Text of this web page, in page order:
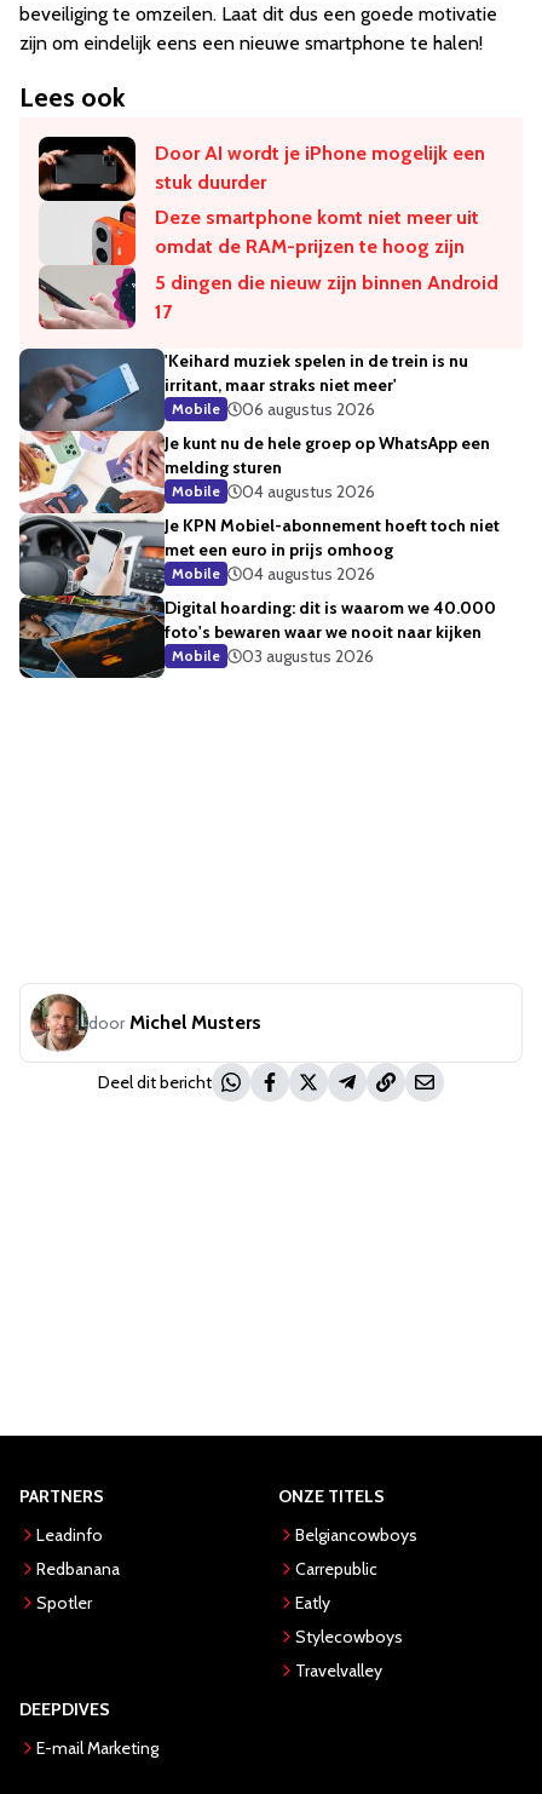
beveiliging te omzeilen. Laat dit dus een goede motivatie
zijn om eindelijk eens een nieuwe smartphone te halen!
Lees ook
Door AI wordt je iPhone mogelijk een
stuk duurder
Deze smartphone komt niet meer uit
omdat de RAM-prijzen te hoog zijn
5 dingen die nieuw zijn binnen Android
17
'Keihard muziek spelen in de trein is nu
irritant, maar straks niet meer'
Mobile
06 augustus 2026
Je kunt nu de hele groep op WhatsApp een
melding sturen
Mobile
04 augustus 2026
Je KPN Mobiel-abonnement hoeft toch niet
met een euro in prijs omhoog
Mobile
04 augustus 2026
Digital hoarding: dit is waarom we 40.000
foto's bewaren waar we nooit naar kijken
Mobile 03 augustus 2026
door Michel Musters
Deel dit bericht
PARTNERS
Leadinfo
Redbanana
Spotler
ONZE TITELS
Belgiancowboys
Carrepublic
Eatly
Stylecowboys
Travelvalley
DEEPDIVES
E-mail Marketing